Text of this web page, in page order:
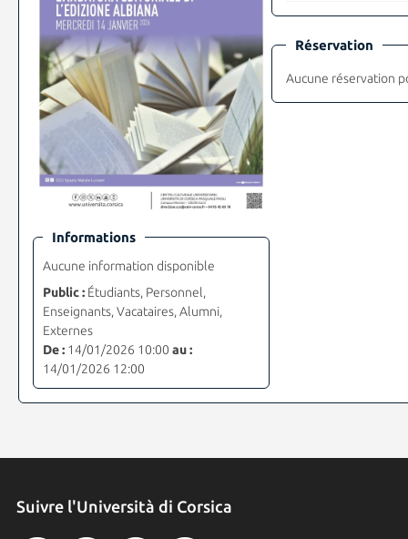
Informations
Aucune information disponible
Public :Étudiants, Personnel,
Enseignants, Vacataires, Alumni,
Externes
De :14/01/2026 10:00 au :
14/01/2026 12:00
Réservation
Aucune réservation
Suivre l'Università di Corsica